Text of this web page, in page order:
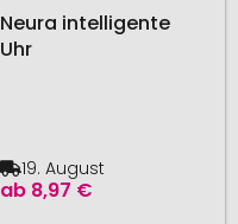
Neura intelligente
Uhr
ab 8,97 €
19. August